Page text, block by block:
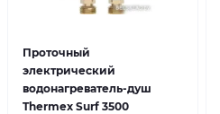
Проточный
электрический
водонагреватель-душ
Thermex Surf 3500